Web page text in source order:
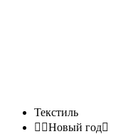
Текстиль
 Новый год